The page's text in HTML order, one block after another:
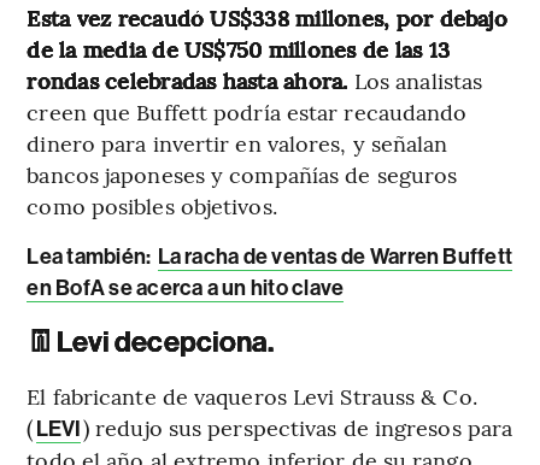
Esta vez recaudó US$338 millones, por debajo
de la media de US$750 millones de las 13
rondas celebradas hasta ahora. Los analistas
creen que Buffett podría estar recaudando
dinero para invertir en valores, y señalan
bancos japoneses y compañías de seguros
como posibles objetivos.
Lea también: La racha de ventas de Warren Buffett
en BofA se acerca a un hito clave
👖 Levi decepciona.
El fabricante de vaqueros Levi Strauss & Co.
(LEVI) redujo sus perspectivas de ingresos para
todo el año al extremo inferior de su rango